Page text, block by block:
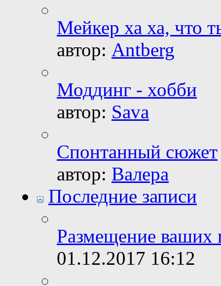
Мейкер ха ха, что
автор: Antberg
Моддинг - хобби
автор: Sava
Спонтанный сюжет
автор: Валера
Последние записи
Размещение ваших
01.12.2017 16:12